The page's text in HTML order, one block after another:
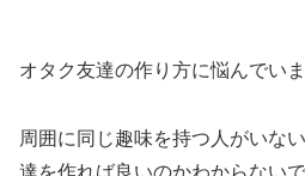
オタク友達の作り方に悩んでい
周囲に同じ趣味を持つ人がいな
達を作れば良いのかわからないで